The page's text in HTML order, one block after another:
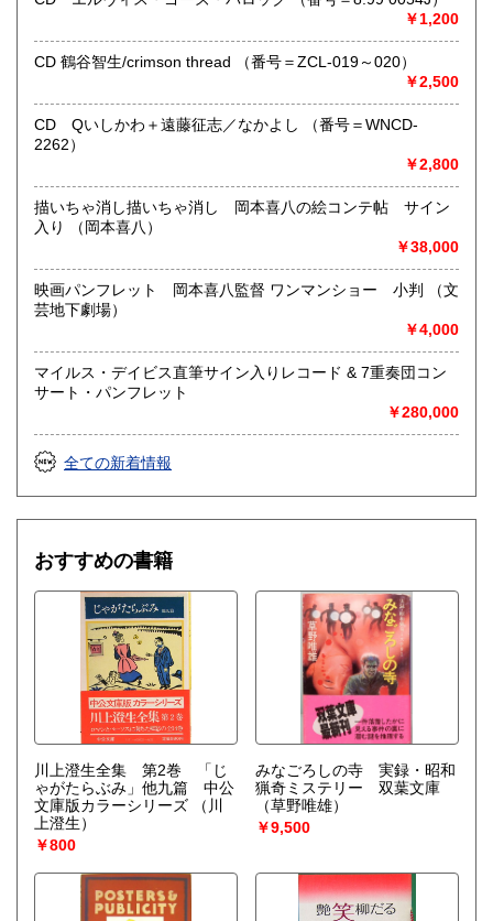
●当店は古書以外にも様々な商品を取り扱っています。下記
沿線名：東急田園都市線
最寄駅：三軒茶屋駅北出口Aから下北沢方面へ6分 ゴリラビ
ルの向かい 小田急バス太子堂停留所前
営業時間：平日=10:00〜19:00 日曜・祭日=12:00～18:00
定休日：火曜日
書籍の買取について
店頭買取り、出張買取りを承っております。
お気軽にご相談下さい。
取り扱い分野
一般（その他）
アナログ・レコードやCDなどの音楽・音声・映像メディア
￥1,200
CD 鶴谷智生/crimson thread （番号＝ZCL-019～020）
￥2,500
CD Qいしかわ＋遠藤征志／なかよし （番号＝WNCD-
2262）
￥2,800
描いちゃ消し描いちゃ消し 岡本喜八の絵コンテ帖 サイン
入り （岡本喜八）
￥38,000
映画パンフレット 岡本喜八監督 ワンマンショー 小判 （文
芸地下劇場）
￥4,000
マイルス・デイビス直筆サイン入りレコード & 7重奏団コン
サート・パンフレット
￥280,000
全ての新着情報
おすすめの書籍
川上澄生全集 第2巻 「じ
ゃがたらぶみ」他九篇 中公
文庫版カラーシリーズ
（川
上澄生）
￥800
みなごろしの寺 実録・昭和
猟奇ミステリー 双葉文庫
（草野唯雄）
￥9,500